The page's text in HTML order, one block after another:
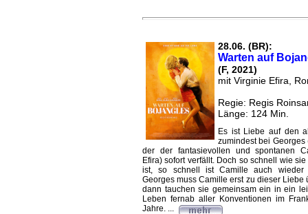
28.06. (BR):
Warten auf
(F, 2021)
mit Virginie Efira,
Regie: Regis
Länge: 124 Min.
Es ist Liebe auf den
zumindest bei Georges
der der fantasievollen und spontanen
Efira) sofort verfällt. Doch so schnell wie
ist, so schnell ist Camille auch wieder
Georges muss Camille erst zu dieser Liebe
dann tauchen sie gemeinsam ein in ein
Leben fernab aller Konventionen im
Jahre. ...